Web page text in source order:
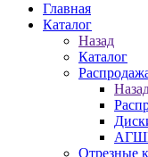
Главная
Каталог
Назад
Каталог
Отрезные